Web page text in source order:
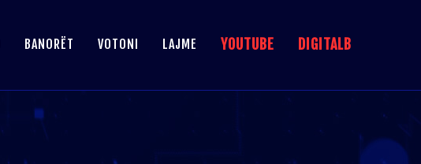
BANORËT VOTONI LAJME YOUTUBE DIGITALB